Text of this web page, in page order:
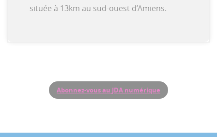
située à 13km au sud-ouest d’Amiens.
Abonnez-vous au JDA numérique